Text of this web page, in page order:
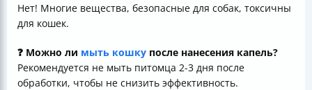
Нет! Многие вещества, безопасные для собак, токсичны
для кошек.
❓ Можно ли мыть кошку после нанесения капель?
Рекомендуется не мыть питомца 2-3 дня после
обработки, чтобы не снизить эффективность.